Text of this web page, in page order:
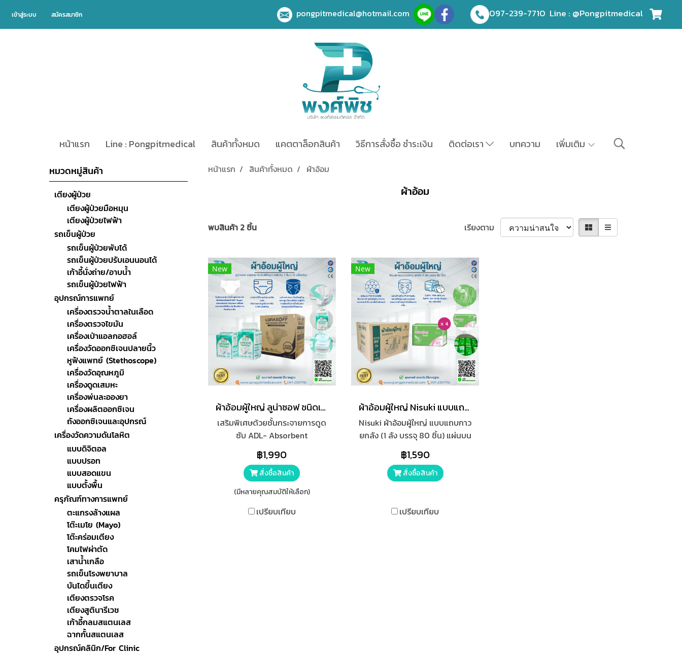
เข้าสู่ระบบ สมัครสมาชิก pongpitmedical@hotmail.com 097-239-7710 Line : @Pongpitmedical
หน้าแรก Line : Pongpitmedical สินค้าทั้งหมด แคตตาล็อกสินค้า วิธีการสั่งซื้อ ชำระเงิน ติดต่อเรา บทความ เพิ่มเติม
หน้าแรก สินค้าทั้งหมด ผ้าอ้อม
ผ้าอ้อม
พบสินค้า 2 ชิ้น เรียงตาม
New
ผ้าอ้อมผู้ใหญ่ ลูน่าซอฟ ชนิดเทป ซึมซับดีด้วยการซึมซับ 7 ชั้น ( 12 แพ็ค/ลัง)
เสริมพิเศษด้วยชั้นกระจายการดูด
ซับ ADL- Absorbent
Distribution Layer กระจาย
ของเหลวให้ทั่วพื้นที่ เพิ่ม
ประสิทธิภาพการดูดซับ ซึมซับและ
กักเก็บขั้นสุดด้วยเม็ดซึมซับพอลิ
เมอร์ SAP-Super Absorbent
Polymer เปลี่ยนของเหลวให้เป็น
฿1,990
สั่งซื้อสินค้า
(มีหลายคุณสมบัติให้เลือก)
เปรียบเทียบ
New
ผ้าอ้อมผู้ใหญ่ Nisuki แบบแถบกาว ยกลัง (1 ลัง บรรจุ 80 ชิ้น)
Nisuki ผ้าอ้อมผู้ใหญ่ แบบแถบกาว
ยกลัง (1 ลัง บรรจุ 80 ชิ้น) แผ่นบน
ทำจากแผ่นใยสังเคราะห์ แผ่น
ซึมซับ ทำจากกระดาษ สำลี และเยื่อ
โพลิเมอร์ยับยั้งแบคทีเรีย
฿1,590
สั่งซื้อสินค้า
เปรียบเทียบ
หมวดหมู่สินค้า
เตียงผู้ป่วย
เตียงผู้ป่วยมือหมุน
เตียงผู้ป่วยไฟฟ้า
รถเข็นผู้ป่วย
รถเข็นผู้ป่วยพับได้
รถเข็นผู้ป่วยปรับเอนนอนได้
เก้าอี้นั่งถ่าย/อาบน้ำ
รถเข็นผู้ป่วยไฟฟ้า
อุปกรณ์การแพทย์
เครื่องตรวจน้ำตาลในเลือด
เครื่องตรวจไขมัน
เครื่องเป่าแอลกอฮอล์
เครื่องวัดออกซิเจนปลายนิ้ว
หูฟังแพทย์ (Stethoscope)
เครื่องวัดอุณหภูมิ
เครื่องดูดเสมหะ
เครื่องพ่นละอองยา
เครื่องผลิตออกซิเจน
ถังออกซิเจนและอุปกรณ์
เครื่องวัดความดันโลหิต
แบบดิจิตอล
แบบปรอท
แบบสอดแขน
แบบตั้งพื้น
ครุภัณฑ์ทางการแพทย์
ตะแกรงล้างแผล
โต๊ะเมโย (Mayo)
โต๊ะคร่อมเตียง
โคมไฟผ่าตัด
เสาน้ำเกลือ
รถเข็นโรงพยาบาล
บันไดขึ้นเตียง
เตียงตรวจโรค
เตียงสูตินารีเวช
เก้าอี้กลมสแตนเลส
ฉากกั้นสแตนเลส
อุปกรณ์คลินิก/For Clinic